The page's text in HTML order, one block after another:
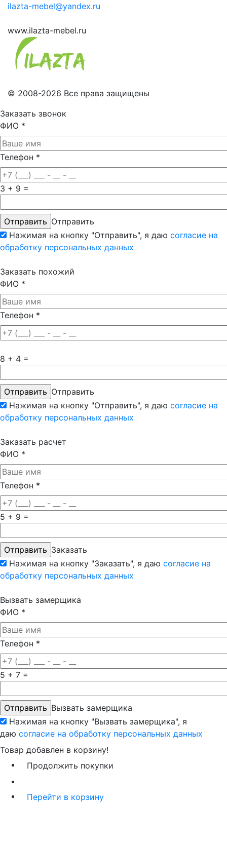
ilazta-mebel@yandex.ru
www.ilazta-mebel.ru
© 2008-2026 Все права защищены
Заказать звонок
ФИО *
Телефон *
3 + 9 =
Отправить
Нажимая на кнопку "Отправить", я даю согласие на
обработку персональных данных
Заказать похожий
ФИО *
Телефон *
8 + 4 =
Отправить
Нажимая на кнопку "Отправить", я даю согласие на
обработку персональных данных
Заказать расчет
ФИО *
Телефон *
5 + 9 =
Заказать
Нажимая на кнопку "Заказать", я даю согласие на
обработку персональных данных
Вызвать замерщика
ФИО *
Телефон *
5 + 7 =
Вызвать замерщика
Нажимая на кнопку "Вызвать замерщика", я
даю согласие на обработку персональных данных
Товар добавлен в корзину!
Продолжить покупки
Перейти в корзину